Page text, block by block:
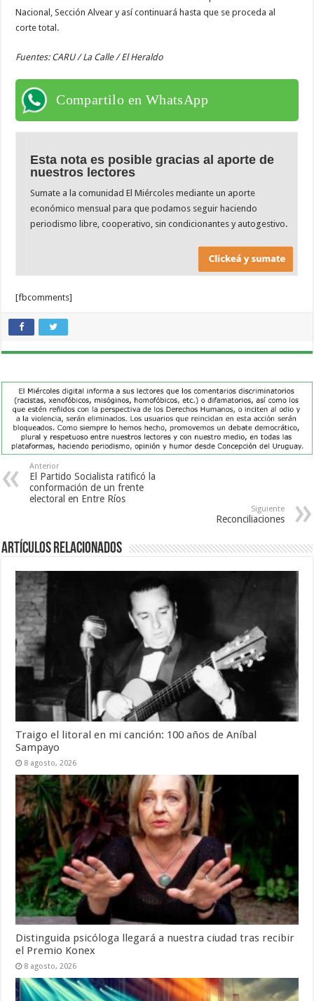
Nacional, Sección Alvear y así continuará hasta que se proceda al
corte total.
Fuentes: CARU / La Calle / El Heraldo
Compartilo en WhatsApp
Esta nota es posible gracias al aporte de
nuestros lectores
Sumate a la comunidad El Miércoles mediante un aporte
económico mensual para que podamos seguir haciendo
periodismo libre, cooperativo, sin condicionantes y autogestivo.
[fbcomments]
Anterior
El Partido Socialista ratificó la
conformación de un frente
electoral en Entre Ríos
Siguiente
Reconciliaciones
Artículos Relacionados
Traigo el litoral en mi canción: 100 años de Aníbal
Sampayo
8 agosto, 2026
Distinguida psicóloga llegará a nuestra ciudad tras recibir
el Premio Konex
8 agosto, 2026